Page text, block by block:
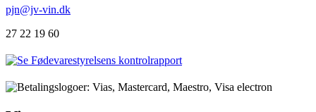
pjn@jv-vin.dk
27 22 19 60